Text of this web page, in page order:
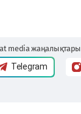
media
Telegram